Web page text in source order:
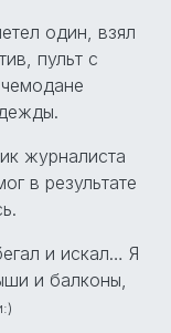
один, взял
пульт с
журналиста
в результате
и искал… Я
и балконы,